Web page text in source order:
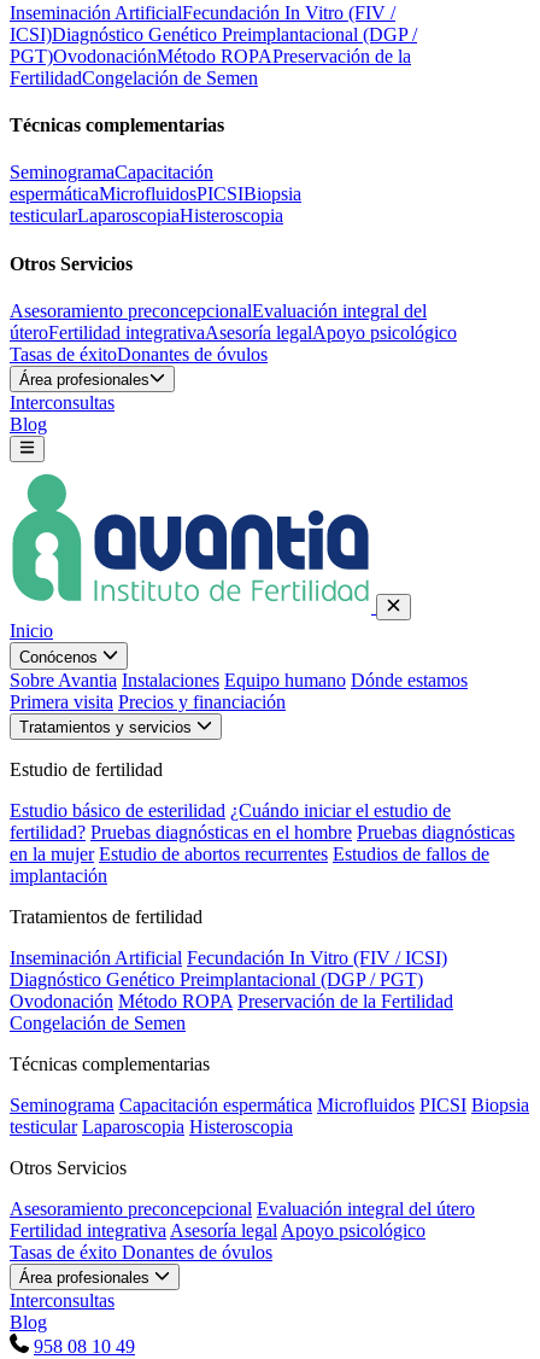
Inseminación ArtificialFecundación In Vitro (FIV /
ICSI)Diagnóstico Genético Preimplantacional (DGP /
PGT)OvodonaciónMétodo ROPAPreservación de la
FertilidadCongelación de Semen
Técnicas complementarias
SeminogramaCapacitación
espermáticaMicrofluidosPICSIBiopsia
testicularLaparoscopiaHisteroscopia
Otros Servicios
Asesoramiento preconcepcionalEvaluación integral del
úteroFertilidad integrativaAsesoría legalApoyo psicológico
Tasas de éxitoDonantes de óvulos
Área profesionales
Interconsultas
Blog
Inicio
Conócenos
Sobre Avantia Instalaciones Equipo humano Dónde estamos
Primera visita Precios y financiación
Tratamientos y servicios
Estudio de fertilidad
Estudio básico de esterilidad ¿Cuándo iniciar el estudio de
fertilidad? Pruebas diagnósticas en el hombre Pruebas diagnósticas
en la mujer Estudio de abortos recurrentes Estudios de fallos de
implantación
Tratamientos de fertilidad
Inseminación Artificial Fecundación In Vitro (FIV / ICSI)
Diagnóstico Genético Preimplantacional (DGP / PGT)
Ovodonación Método ROPA Preservación de la Fertilidad
Congelación de Semen
Técnicas complementarias
Seminograma Capacitación espermática Microfluidos PICSI Biopsia
testicular Laparoscopia Histeroscopia
Otros Servicios
Asesoramiento preconcepcional Evaluación integral del útero
Fertilidad integrativa Asesoría legal Apoyo psicológico
Tasas de éxito Donantes de óvulos
Área profesionales
Interconsultas
Blog
958 08 10 49